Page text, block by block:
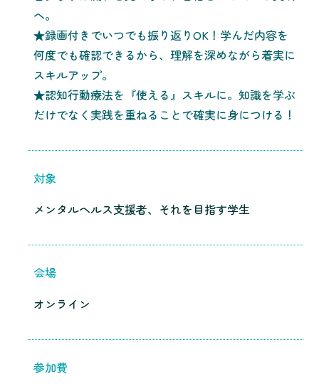
へ。
★録画付きでいつでも振り返りOK！学んだ内容を
何度でも確認できるから、理解を深めながら着実に
スキルアップ。
★認知行動療法を『使える』スキルに。知識を学ぶ
だけでなく実践を重ねることで確実に身につける！
対象
メンタルヘルス支援者、それを目指す学生
会場
オンライン
参加費